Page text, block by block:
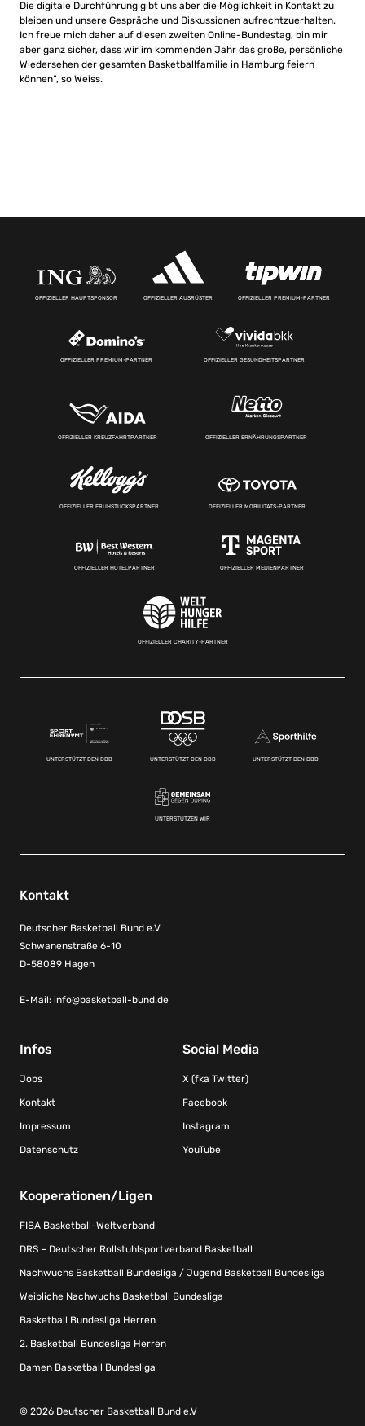
Die digitale Durchführung gibt uns aber die Möglichkeit in Kontakt zu
bleiben und unsere Gespräche und Diskussionen aufrechtzuerhalten.
Ich freue mich daher auf diesen zweiten Online-Bundestag, bin mir
aber ganz sicher, dass wir im kommenden Jahr das große, persönliche
Wiedersehen der gesamten Basketballfamilie in Hamburg feiern
können“, so Weiss.
OFFIZIELLER HAUPTSPONSOR OFFIZIELLER AUSRÜSTER OFFIZIELLER PREMIUM-PARTNER
OFFIZIELLER PREMIUM-PARTNER OFFIZIELLER GESUNDHEITSPARTNER
OFFIZIELLER KREUZFAHRTPARTNER OFFIZIELLER ERNÄHRUNGSPARTNER
OFFIZIELLER FRÜHSTÜCKSPARTNER OFFIZIELLER MOBILITÄTS-PARTNER
OFFIZIELLER HOTELPARTNER OFFIZIELLER MEDIENPARTNER
OFFIZIELLER CHARITY-PARTNER
UNTERSTÜTZT DEN DBB UNTERSTÜTZT DEN DBB UNTERSTÜTZT DEN DBB
UNTERSTÜTZEN WIR
Kontakt
Deutscher Basketball Bund e.V
Schwanenstraße 6-10
D-58089 Hagen
E-Mail: info@basketball-bund.de
Infos
Jobs
Kontakt
Impressum
Datenschutz
Social Media
X (fka Twitter)
Facebook
Instagram
YouTube
Kooperationen/Ligen
FIBA Basketball-Weltverband
DRS – Deutscher Rollstuhlsportverband Basketball
Nachwuchs Basketball Bundesliga / Jugend Basketball Bundesliga
Weibliche Nachwuchs Basketball Bundesliga
Basketball Bundesliga Herren
2. Basketball Bundesliga Herren
Damen Basketball Bundesliga
© 2026 Deutscher Basketball Bund e.V